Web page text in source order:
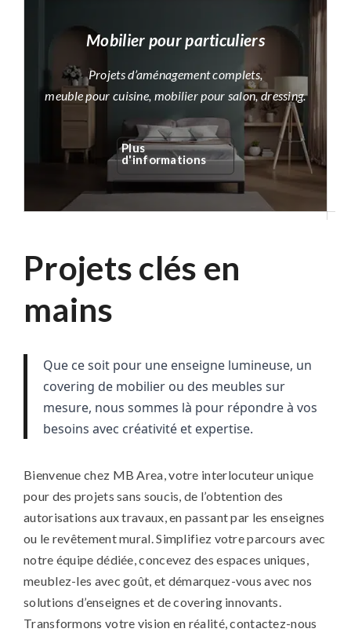
Mobilier pour particuliers
Projets d’aménagement complets,
meuble pour cuisine, mobilier pour salon, dressing.
Plus
d'informations
Projets clés en
mains
Que ce soit pour une enseigne lumineuse, un
covering de mobilier ou des meubles sur
mesure, nous sommes là pour répondre à vos
besoins avec créativité et expertise.
Bienvenue chez MB Area, votre interlocuteur unique
pour des projets sans soucis, de l’obtention des
autorisations aux travaux, en passant par les enseignes
ou le revêtement mural. Simplifiez votre parcours avec
notre équipe dédiée, concevez des espaces uniques,
meublez-les avec goût, et démarquez-vous avec nos
solutions d’enseignes et de covering innovants.
Transformons votre vision en réalité, contactez-nous